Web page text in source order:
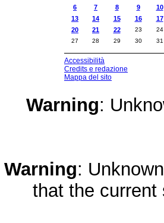
6
7 8 9 10
13
14 15 16 17
20
21 22 23 24
27
28 29 30 31
Accessibilità
Credits e redazione
Mappa del sito
Warning:
Warning:
that the